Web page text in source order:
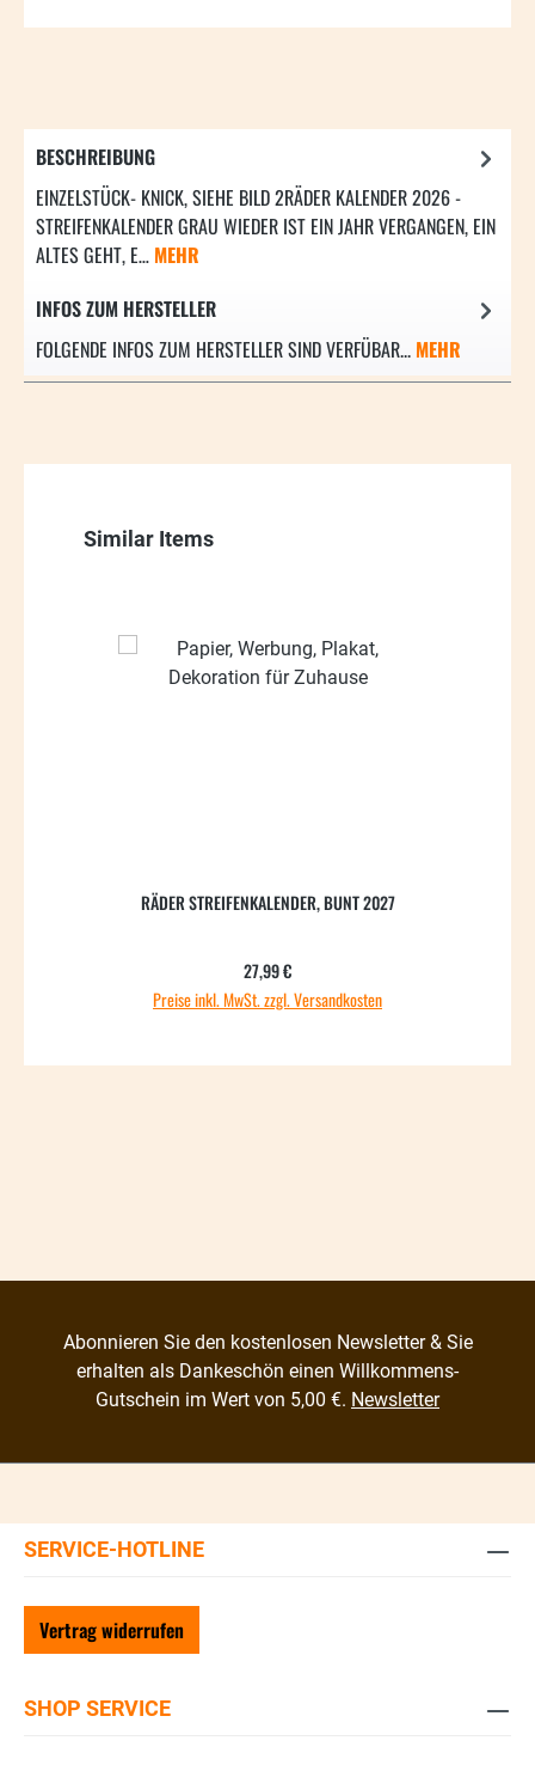
BESCHREIBUNG
EINZELSTÜCK- KNICK, SIEHE BILD 2RÄDER KALENDER 2026 -
STREIFENKALENDER GRAU WIEDER IST EIN JAHR VERGANGEN, EIN
ALTES GEHT, E… MEHR
INFOS ZUM HERSTELLER
FOLGENDE INFOS ZUM HERSTELLER SIND VERFÜBAR... MEHR
Produktgalerie überspringen
Similar Items
RÄDER STREIFENKALENDER, BUNT 2027
Regulärer Preis:
27,99 €
Preise inkl. MwSt. zzgl. Versandkosten
Abonnieren Sie den kostenlosen Newsletter & Sie
erhalten als Dankeschön einen Willkommens-
Gutschein im Wert von 5,00 €. Newsletter
SERVICE-HOTLINE
Vertrag widerrufen
SHOP SERVICE